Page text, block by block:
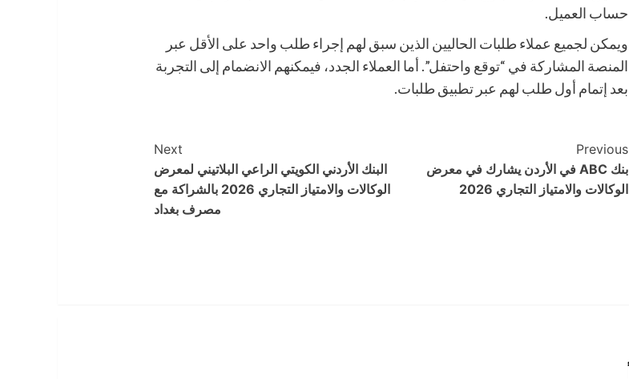
حساب العميل.
ويمكن لجميع عملاء طلبات الحاليين الذين سبق لهم إجراء طلب واحد على الأقل عبر
المنصة المشاركة في “توقع واحتفل”. أما العملاء الجدد، فيمكنهم الانضمام إلى التجربة
بعد إتمام أول طلب لهم عبر تطبيق طلبات.
Post
Navigation
Previous
بنك ABC في الأردن يشارك في معرض
الوكالات والامتياز التجاري 2026
Next
البنك الأردني الكويتي الراعي البلاتيني لمعرض
الوكالات والامتياز التجاري 2026 بالشراكة مع
مصرف بغداد